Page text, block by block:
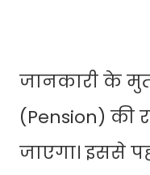
जानकारी के
(Pension) की
जाएगा। इससे